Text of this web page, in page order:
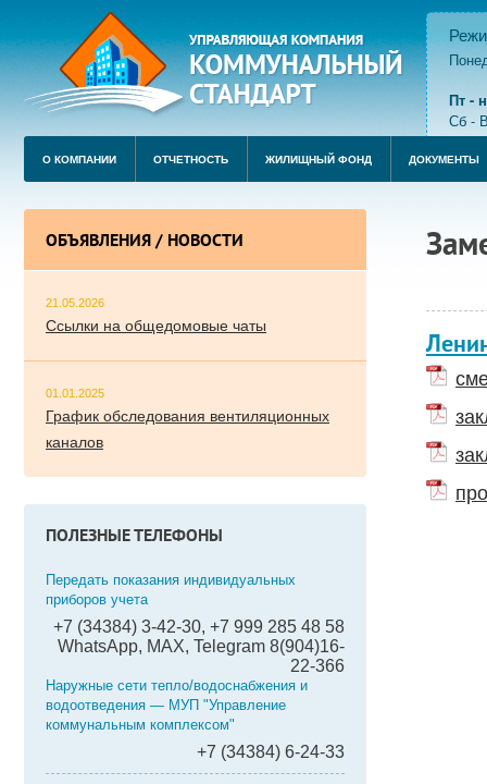
Пт -
Сб -
О КОМПАНИИ ОТЧЕТНОСТЬ ЖИЛИЩНЫЙ ФОНД ДОКУМЕНТЫ
ОБЪЯВЛЕНИЯ / НОВОСТИ
21.05.2026
Ссылки на общедомовые чаты
01.01.2025
График обследования вентиляционных
каналов
ПОЛЕЗНЫЕ ТЕЛЕФОНЫ
Передать показания индивидуальных
приборов учета
+7 (34384) 3-42-30, +7 999 285 48 58
WhatsApp, MAX, Telegram 8(904)16-
22-366
Наружные сети тепло/водоснабжения и
водоотведения — МУП "Управление
коммунальным комплексом"
+7 (34384) 6-24-33